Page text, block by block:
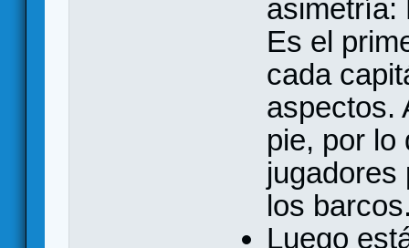
asimetría:
Es el
cada
aspectos.
pie, por lo
jugadores
los
Luego